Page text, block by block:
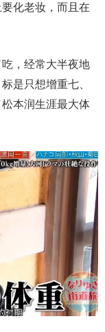
化老妆，而且在
，经常大半夜地
是只想增重七、
本润生涯最大体